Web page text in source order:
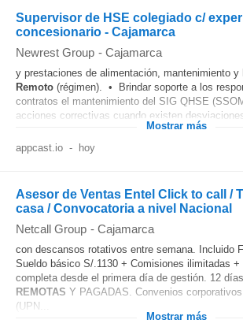
Supervisor de HSE colegiado c/
concesionario - Cajamarca
Newrest Group - Cajamarca
y prestaciones de alimentación, mantenimiento y
Remoto (régimen). • Brindar soporte a los
contratos el mantenimiento del SIG QHSE
acciones correctivas cuando existen
Mostrar más
appcast.io - hoy
Asesor de Ventas Entel Click to call /
casa / Convocatoria a nivel Nacional
Netcall Group - Cajamarca
con descansos rotativos entre semana. Incluido
Sueldo básico S/.1130 + Comisiones ilimitadas
completa desde el primera día de gestión. 12
REMOTAS Y PAGADAS. Convenios
(UPN...
Mostrar más